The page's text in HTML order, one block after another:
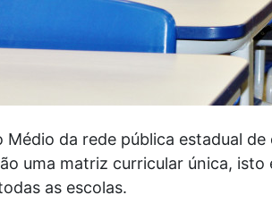
Médio da rede pública estadual
uma matriz curricular única,
as escolas.